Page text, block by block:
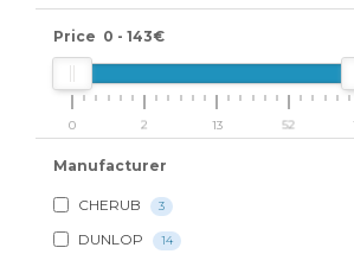
Price 0 - 143€
0 2 13 52
Manufacturer
CHERUB 3
DUNLOP 14